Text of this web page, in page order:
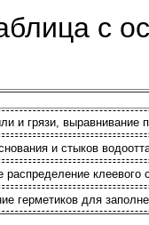
с
и грязи, выравнивание
и стыков
распределение
герметиков для